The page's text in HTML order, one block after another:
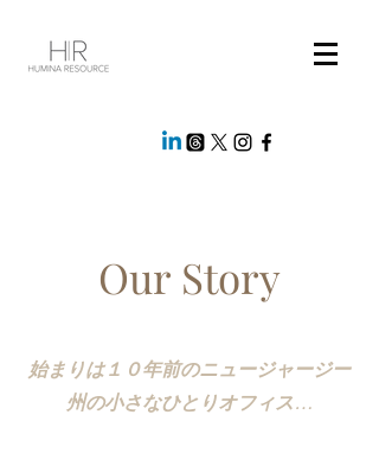
Our Story
始まりは１０年前のニュージャージー
州の小さなひとりオフィス…